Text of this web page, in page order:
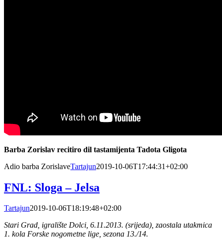
Barba Zorislav recitiro dil tastamijenta Tadota Gligota
Adio barba ZorislaveTartajun2019-10-06T17:44:31+02:00
FNL: Sloga – Jelsa
Tartajun2019-10-06T18:19:48+02:00
Stari Grad, igralište Dolci, 6.11.2013. (srijeda), zaostala utakmica
1. kola Forske nogometne lige, sezona 13./14.